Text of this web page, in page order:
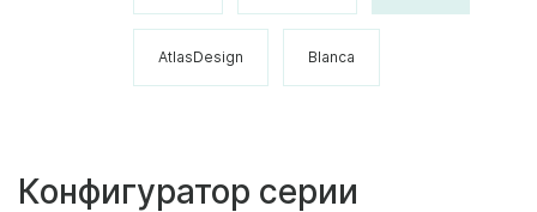
AtlasDesign Blanca
Конфигуратор серии